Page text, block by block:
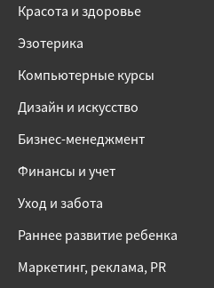
Красота и здоровье
Эзотерика
Компьютерные курсы
Дизайн и искусство
Бизнес-менеджмент
Финансы и учет
Уход и забота
Раннее развитие ребенка
Маркетинг, реклама, PR